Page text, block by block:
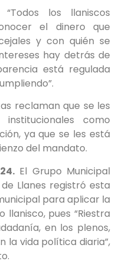
los llaniscos
el dinero que
y con quién se
hay detrás de
está regulada
reclaman que se les
como
ya que se les está
del mandato.
El Grupo Municipal
Llanes registró esta
para aplicar la
pues “Riestra
en los plenos,
la vida política diaria”,